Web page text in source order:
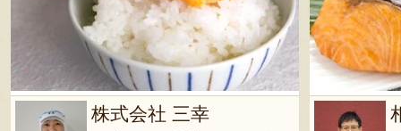
株式会社 三幸